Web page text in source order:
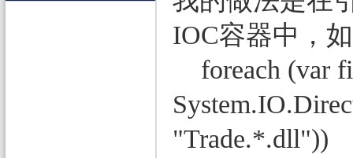
IOC容器中，
foreach (var
"Trade.*.dll"))